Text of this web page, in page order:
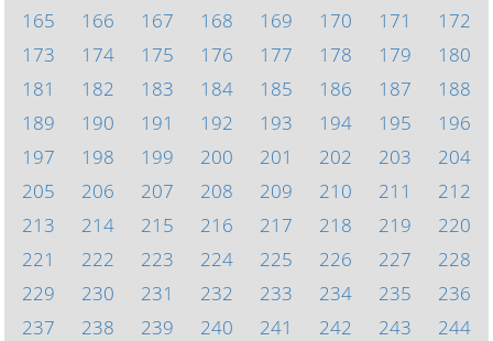
165
166 167 168 169 170 171
172
173
174 175 176 177 178 179
180
181
182 183 184 185 186 187
188
189
190 191 192 193 194 195
196
197
198 199 200 201 202 203
204
205
206 207 208 209 210 211
212
213
214 215 216 217 218 219
220
221
222 223 224 225 226 227
228
229
230 231 232 233 234 235
236
237
238 239 240 241 242 243
244